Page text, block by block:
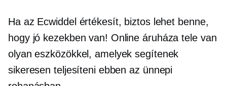
Ha az Ecwiddel értékesít, biztos lehet benne,
hogy jó kezekben van! Online áruháza tele van
olyan eszközökkel, amelyek segítenek
sikeresen teljesíteni ebben az ünnepi